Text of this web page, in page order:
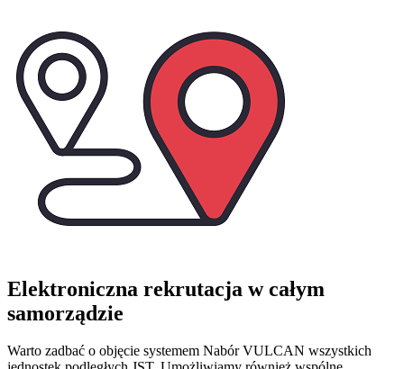
Elektroniczna rekrutacja w całym
samorządzie
Warto zadbać o objęcie systemem Nabór VULCAN wszystkich